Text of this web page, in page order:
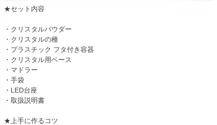
★セット内容
・クリスタルパウダー
・クリスタルの種
・プラスチック フタ付き容器
・クリスタル用ベース
・マドラー
・手袋
・LED台座
・取扱説明書
★上手に作るコツ